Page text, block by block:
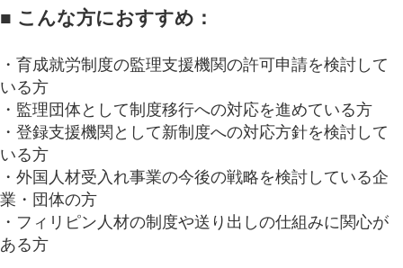
■ こんな方におすすめ：
・育成就労制度の監理支援機関の許可申請を検討して
いる方
・監理団体として制度移行への対応を進めている方
・登録支援機関として新制度への対応方針を検討して
いる方
・外国人材受入れ事業の今後の戦略を検討している企
業・団体の方
・フィリピン人材の制度や送り出しの仕組みに関心が
ある方